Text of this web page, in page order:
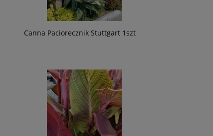
Canna Paciorecznik Stuttgart 1szt